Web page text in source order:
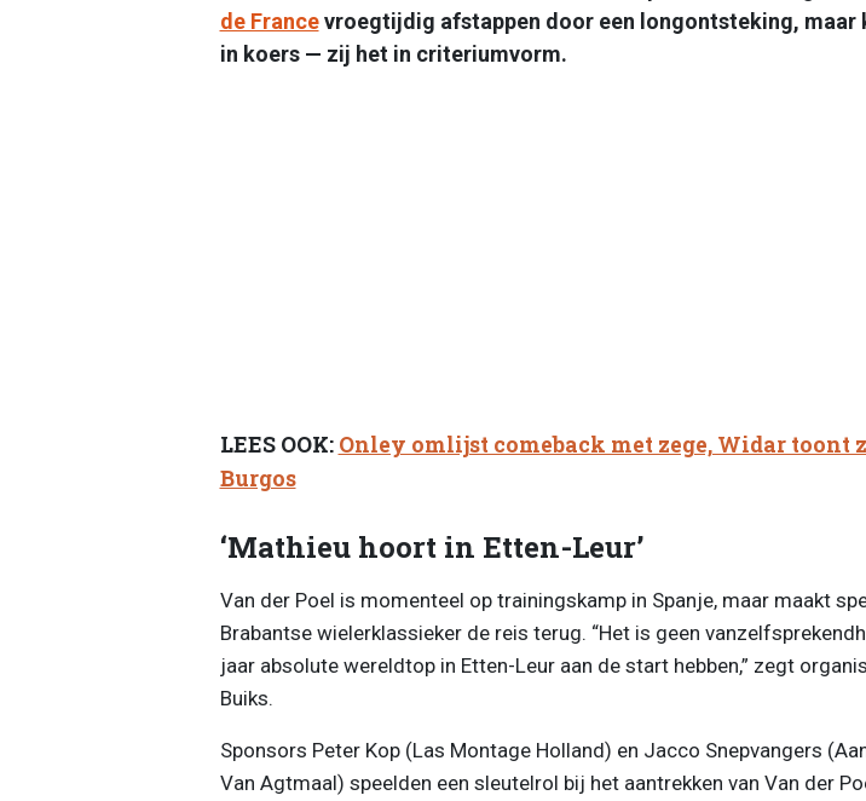
de Francevroegtijdig afstappen door een longontsteking, maar
in koers — zij het in criteriumvorm.
LEES OOK: Onley omlijst comeback met zege, Widar toont
Burgos
‘Mathieu hoort in Etten-Leur’
Van der Poel is momenteel op trainingskamp in Spanje, maar maakt
Brabantse wielerklassieker de reis terug. “Het is geen
jaar absolute wereldtop in Etten-Leur aan de start hebben,” zegt
Buiks.
Sponsors Peter Kop (Las Montage Holland) en Jacco Snepvangers
Van Agtmaal) speelden een sleutelrol bij het aantrekken van Van der